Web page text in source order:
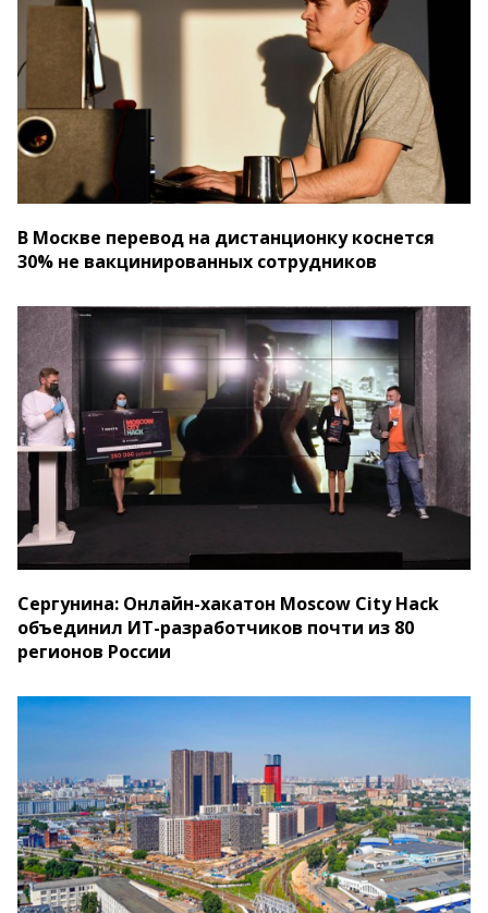
В Москве перевод на дистанционку коснется
30% не вакцинированных сотрудников
Сергунина: Онлайн-хакатон Moscow City Hack
объединил ИТ-разработчиков почти из 80
регионов России